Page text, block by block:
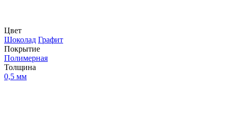
Цвет
Шоколад Графит
Покрытие
Полимерная
Толщина
0,5 мм